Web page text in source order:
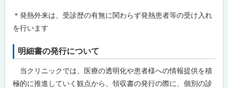
担
当
窓
＊発熱外来は、受診歴の有無に関わらず発熱患者等の受け入れ
を行います
明細書の発行について
当クリニックでは、医療の透明化や患者様への情報提供を積
極的に推進していく観点から、領収書の発行の際に、個別の診